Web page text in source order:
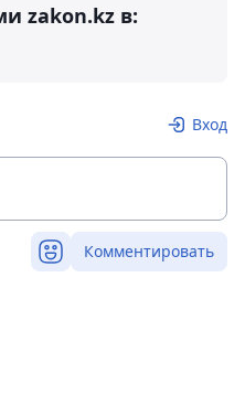
zakon.kz в:
Вход
Комментировать